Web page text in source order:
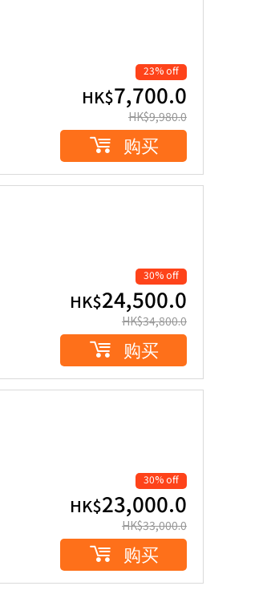
23% off
HK$7,700.0
HK$9,980.0
购买
30% off
HK$24,500.0
HK$34,800.0
购买
30% off
HK$23,000.0
HK$33,000.0
购买